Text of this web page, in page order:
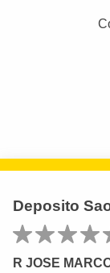
Deposito
R JOSE